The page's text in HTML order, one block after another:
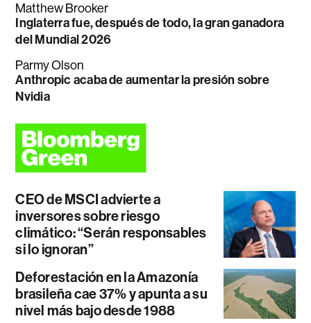
Matthew Brooker
Inglaterra fue, después de todo, la gran ganadora
del Mundial 2026
Parmy Olson
Anthropic acaba de aumentar la presión sobre
Nvidia
CEO de MSCI advierte a
inversores sobre riesgo
climático: “Serán responsables
si lo ignoran”
Deforestación en la Amazonía
brasileña cae 37% y apunta a su
nivel más bajo desde 1988